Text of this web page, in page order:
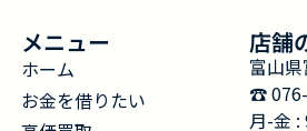
メニュー
ホーム
お金を借りたい
店舗
富山
☎︎
月-金 :